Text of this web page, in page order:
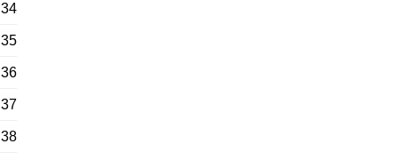
34
35
36
37
38